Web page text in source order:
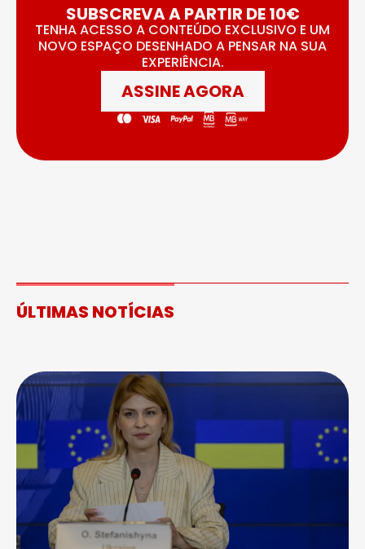
SUBSCREVA A PARTIR DE 10€
TENHA ACESSO A CONTEÚDO EXCLUSIVO E UM
NOVO ESPAÇO DESENHADO A PENSAR NA SUA
EXPERIÊNCIA.
ASSINE AGORA
ÚLTIMAS NOTÍCIAS